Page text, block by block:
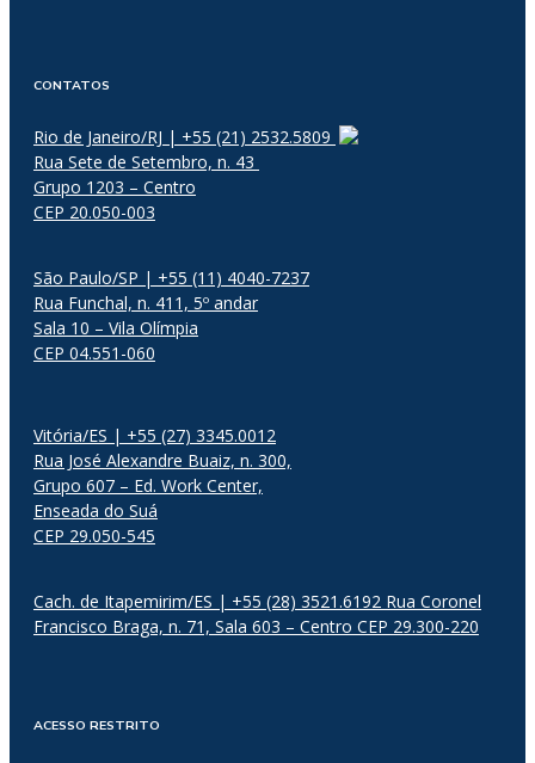
CONTATOS
Rio de Janeiro/RJ | +55 (21) 2532.5809
Rua Sete de Setembro, n. 43
Grupo 1203 – Centro
CEP 20.050-003
São Paulo/SP | +55 (11) 4040-7237
Rua Funchal, n. 411, 5º andar
Sala 10 – Vila Olímpia
CEP 04.551-060
Vitória/ES | +55 (27) 3345.0012
Rua José Alexandre Buaiz, n. 300,
Grupo 607 – Ed. Work Center,
Enseada do Suá
CEP 29.050-545
Cach. de Itapemirim/ES | +55 (28) 3521.6192 Rua Coronel
Francisco Braga, n. 71, Sala 603 – Centro CEP 29.300-220
ACESSO RESTRITO